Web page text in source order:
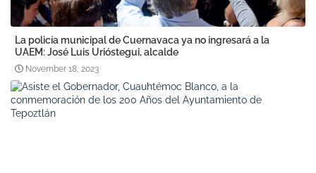
La policía municipal de Cuernavaca ya no ingresará a la
UAEM: José Luis Urióstegui, alcalde
November 18, 2023